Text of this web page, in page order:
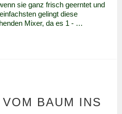
sie ganz frisch geerntet und
gelingt diese
Mixer, da es 1 - …
BAUM INS